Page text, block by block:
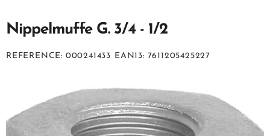
Nippelmuffe G. 3/4 - 1/2
REFERENCE 000241433 EAN13 7611205425227